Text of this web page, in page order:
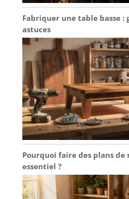
Fabriquer une table basse
astuces
Pourquoi faire des plans de
essentiel ?